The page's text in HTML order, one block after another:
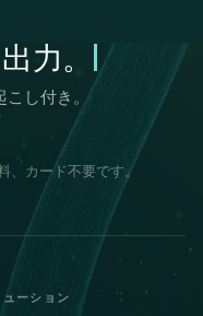
力。
こし付き。
カード不要です。
ューション